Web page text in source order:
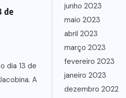
de
dia 13 de
A
junho 2023
maio 2023
abril 2023
março 2023
fevereiro 2023
janeiro 2023
dezembro 2022